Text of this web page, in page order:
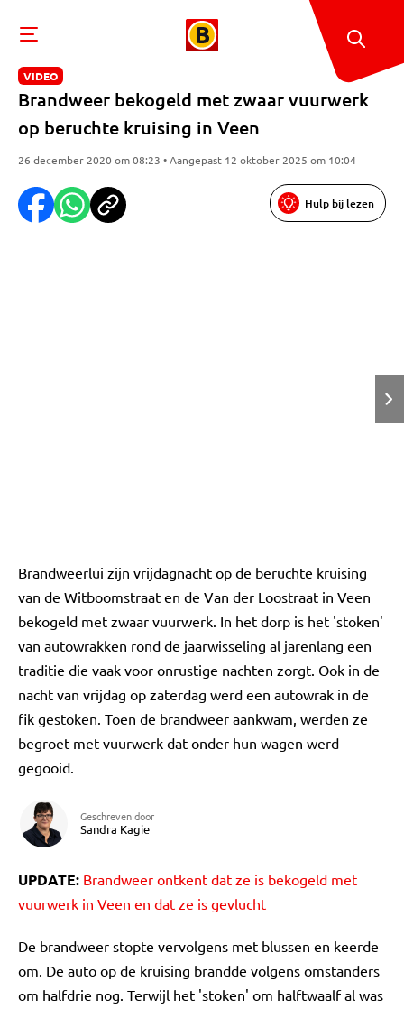
VIDEO
Brandweer bekogeld met zwaar vuurwerk
op beruchte kruising in Veen
26 december 2020 om 08:23 • Aangepast 12 oktober 2025 om 10:04
Hulp bij lezen
Brandweerlui zijn vrijdagnacht op de beruchte kruising
van de Witboomstraat en de Van der Loostraat in Veen
bekogeld met zwaar vuurwerk. In het dorp is het 'stoken'
van autowrakken rond de jaarwisseling al jarenlang een
traditie die vaak voor onrustige nachten zorgt. Ook in de
nacht van vrijdag op zaterdag werd een autowrak in de
fik gestoken. Toen de brandweer aankwam, werden ze
begroet met vuurwerk dat onder hun wagen werd
gegooid.
Geschreven door
Sandra Kagie
UPDATE: Brandweer ontkent dat ze is bekogeld met
vuurwerk in Veen en dat ze is gevlucht
De brandweer stopte vervolgens met blussen en keerde
om. De auto op de kruising brandde volgens omstanders
om halfdrie nog. Terwijl het 'stoken' om halftwaalf al was